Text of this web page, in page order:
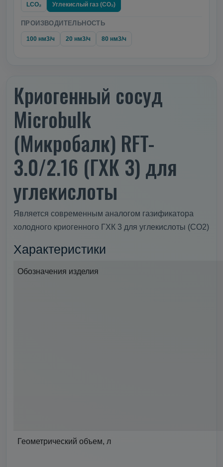
LCO₂ Углекислый газ (CO₂)
ПРОИЗВОДИТЕЛЬНОСТЬ
100 нм3/ч 20 нм3/ч 80 нм3/ч
Криогенный сосуд
Microbulk
(Микробалк) RFT-
3.0/2.16 (ГХК 3) для
углекислоты
Является современным аналогом газификатора
холодного криогенного ГХК 3 для углекислоты (CO2)
Характеристики
Обозначения изделия
Геометрический объем, л